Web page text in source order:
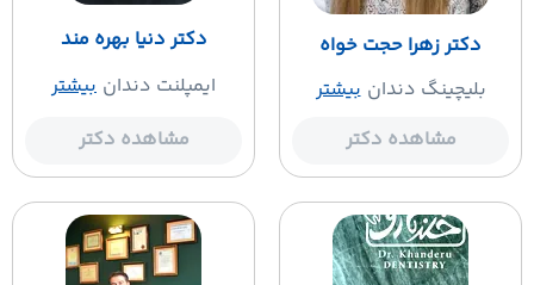
دکتر زهرا حجت خواه
بلیچینگ دندان بیشتر
مشاهده دکتر
دکتر دنیا بهره مند
ایمپلنت دندان بیشتر
مشاهده دکتر